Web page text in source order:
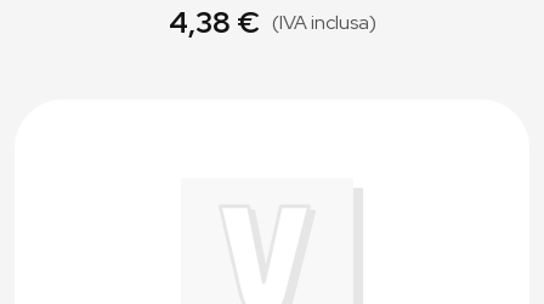
4,38 € (IVA inclusa)